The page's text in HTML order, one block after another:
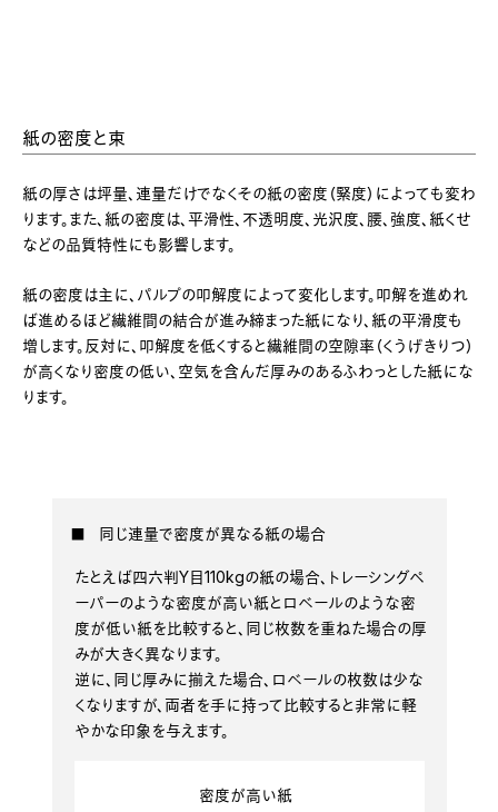
紙の密度と束
紙の厚さは坪量、連量だけでなくその紙の密度（緊度）によっても変わ
ります。また、紙の密度は、平滑性、不透明度、光沢度、腰、強度、紙くせ
などの品質特性にも影響します。
紙の密度は主に、パルプの叩解度によって変化します。叩解を進めれ
ば進めるほど繊維間の結合が進み締まった紙になり、紙の平滑度も
増します。反対に、叩解度を低くすると繊維間の空隙率（くうげきりつ）
が高くなり密度の低い、空気を含んだ厚みのあるふわっとした紙にな
ります。
■ 同じ連量で密度が異なる紙の場合
たとえば四六判Y目110kgの紙の場合、トレーシングペ
ーパーのような密度が高い紙とロベールのような密
度が低い紙を比較すると、同じ枚数を重ねた場合の厚
みが大きく異なります。
逆に、同じ厚みに揃えた場合、ロベールの枚数は少な
くなりますが、両者を手に持って比較すると非常に軽
やかな印象を与えます。
密度が高い紙